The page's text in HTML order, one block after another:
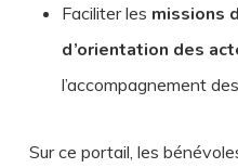
Faciliter les missions
d’orientation des
l’accompagnement
Sur ce portail, les